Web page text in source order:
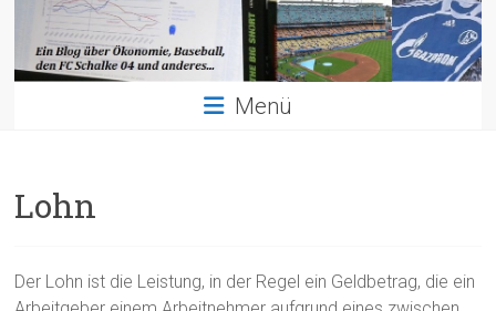
Menü
Lohn
Der Lohn ist die Leistung, in der Regel ein Geldbetrag, die ein